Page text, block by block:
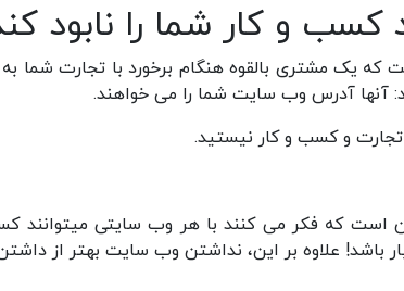
و کار شما را نابود
که یک مشتری بالقوه هنگام برخورد با تجارت شما
آنها آدرس وب سایت شما را می خواهند.
و کسب و کار نیستید.
است که فکر می کنند با هر وب سایتی میتوانند
باشد! علاوه بر این، نداشتن وب سایت بهتر از